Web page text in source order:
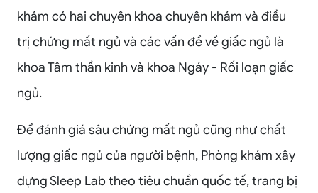
khám có hai chuyên khoa chuyên khám và điều
trị chứng mất ngủ và các vấn đề về giấc ngủ là
khoa Tâm thần kinh và khoa Ngáy - Rối loạn giấc
ngủ.
Để đánh giá sâu chứng mất ngủ cũng như chất
lượng giấc ngủ của người bệnh, Phòng khám xây
dựng Sleep Lab theo tiêu chuẩn quốc tế, trang bị